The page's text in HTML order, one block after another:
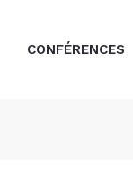
CONFÉRENCES